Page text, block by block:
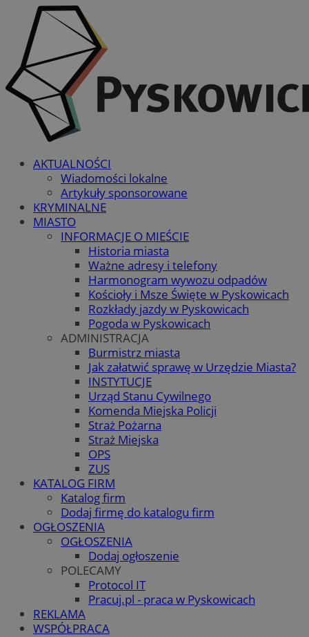
AKTUALNOŚCI
Wiadomości lokalne
Artykuły sponsorowane
KRYMINALNE
MIASTO
INFORMACJE O MIEŚCIE
Historia miasta
Ważne adresy i telefony
Harmonogram wywozu odpadów
Kościoły i Msze Święte w Pyskowicach
Rozkłady jazdy w Pyskowicach
Pogoda w Pyskowicach
ADMINISTRACJA
Burmistrz miasta
Jak załatwić sprawę w Urzędzie Miasta?
INSTYTUCJE
Urząd Stanu Cywilnego
Komenda Miejska Policji
Straż Pożarna
Straż Miejska
OPS
ZUS
KATALOG FIRM
Katalog firm
Dodaj firmę do katalogu firm
OGŁOSZENIA
OGŁOSZENIA
Dodaj ogłoszenie
POLECAMY
Protocol IT
Pracuj.pl - praca w Pyskowicach
REKLAMA
WSPÓŁPRACA